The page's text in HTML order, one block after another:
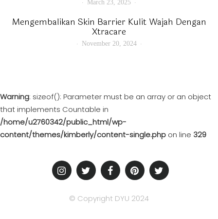
March 23, 2025
Mengembalikan Skin Barrier Kulit Wajah Dengan
Xtracare
November 20, 2024
Warning: sizeof(): Parameter must be an array or an object
that implements Countable in
/home/u2760342/public_html/wp-
content/themes/kimberly/content-single.php on line 329
© Copyright DYU 2024